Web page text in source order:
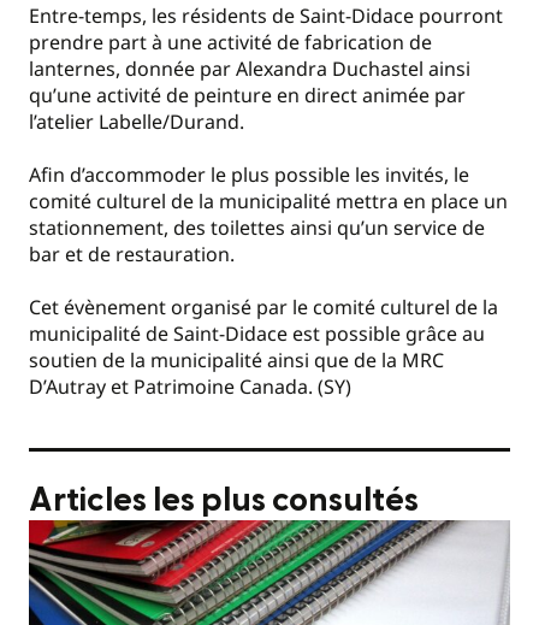
Entre-temps, les résidents de Saint-Didace pourront
prendre part à une activité de fabrication de
lanternes, donnée par Alexandra Duchastel ainsi
qu’une activité de peinture en direct animée par
l’atelier Labelle/Durand.
Afin d’accommoder le plus possible les invités, le
comité culturel de la municipalité mettra en place un
stationnement, des toilettes ainsi qu’un service de
bar et de restauration.
Cet évènement organisé par le comité culturel de la
municipalité de Saint-Didace est possible grâce au
soutien de la municipalité ainsi que de la MRC
D’Autray et Patrimoine Canada. (SY)
Articles les plus consultés